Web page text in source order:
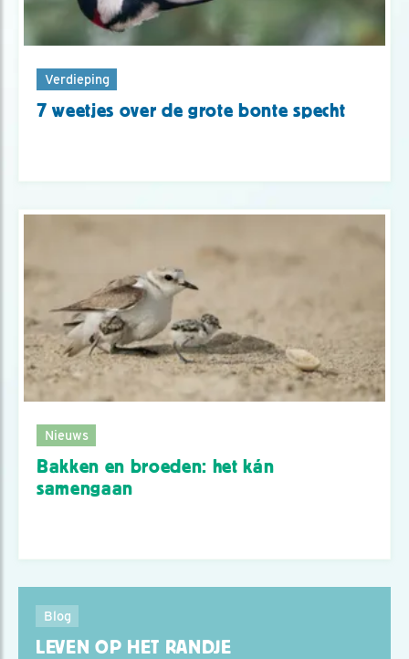
Verdieping
7 weetjes over de grote bonte specht
Nieuws
Bakken en broeden: het kán
samengaan
Blog
LEVEN OP HET RANDJE